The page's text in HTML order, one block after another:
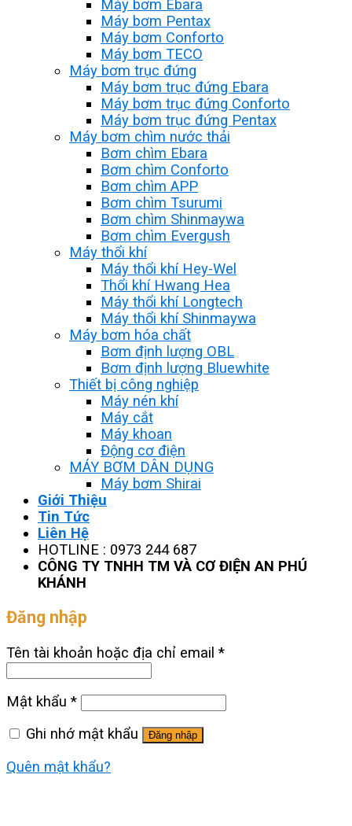
Máy bơm Ebara
Máy bơm Pentax
Máy bơm Conforto
Máy bơm TECO
Máy bơm trục đứng
Máy bơm trục đứng Ebara
Máy bơm trục đứng Conforto
Máy bơm trục đứng Pentax
Máy bơm chìm nước thải
Bơm chìm Ebara
Bơm chìm Conforto
Bơm chìm APP
Bơm chìm Tsurumi
Bơm chìm Shinmaywa
Bơm chìm Evergush
Máy thổi khí
Máy thổi khí Hey-Wel
Thổi khí Hwang Hea
Máy thổi khí Longtech
Máy thổi khí Shinmaywa
Máy bơm hóa chất
Bơm định lượng OBL
Bơm định lượng Bluewhite
Thiết bị công nghiệp
Máy nén khí
Máy cắt
Máy khoan
Động cơ điện
MÁY BƠM DÂN DỤNG
Máy bơm Shirai
Giới Thiệu
Tin Tức
Liên Hệ
HOTLINE : 0973 244 687
CÔNG TY TNHH TM VÀ CƠ ĐIỆN AN PHÚ
KHÁNH
Đăng nhập
Tên tài khoản hoặc địa chỉ email *
Mật khẩu *
Ghi nhớ mật khẩu
Đăng nhập
Quên mật khẩu?